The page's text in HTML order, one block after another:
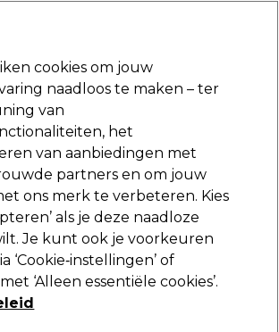
Aanmelden
Haar Elektra
Volgende dag geleverd*
maandag t/m vrijdag
Silhouette Super
cookies om jouw
naadloos te maken – ter
van
het
van aanbiedingen met
partners en om jouw
ons merk te verbeteren. Kies
als je deze naadloze
Je kunt ook je voorkeuren
‘Cookie‑instellingen’ of
‘Alleen essentiële cookies’.